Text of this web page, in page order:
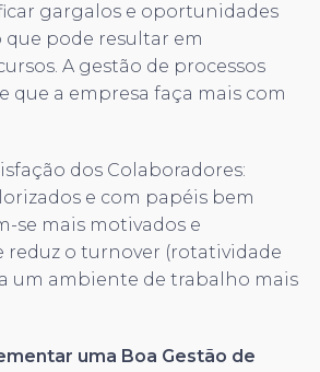
gargalos e oportunidades
que pode resultar em
A gestão de processos
que a empresa faça mais com
dos Colaboradores:
e com papéis bem
se mais motivados e
reduz o turnover (rotatividade
um ambiente de trabalho mais
uma Boa Gestão de